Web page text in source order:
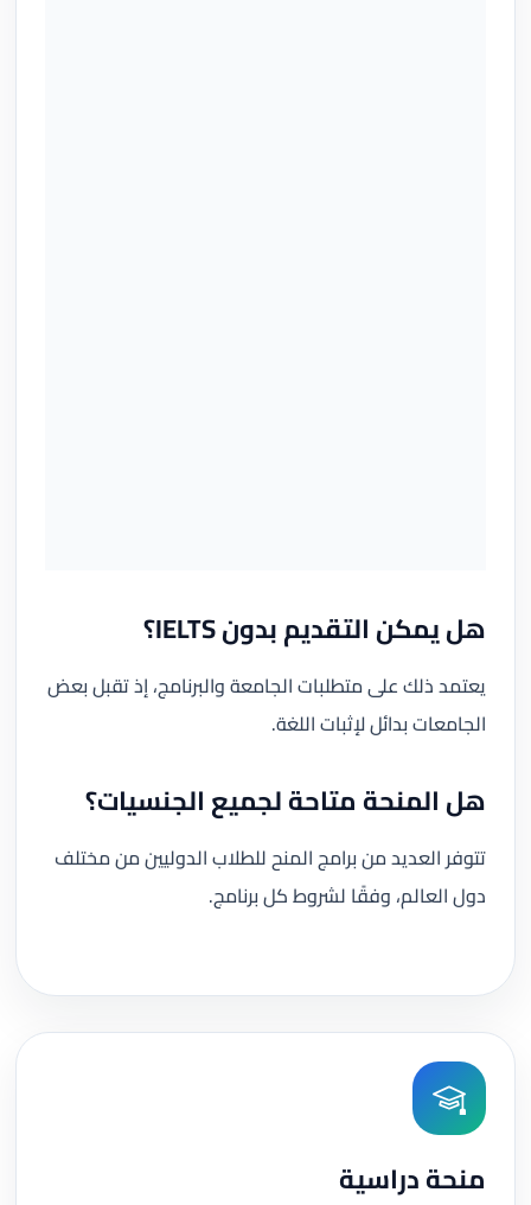
هل يمكن التقديم بدون IELTS؟
يعتمد ذلك على متطلبات الجامعة والبرنامج، إذ تقبل بعض
الجامعات بدائل لإثبات اللغة.
هل المنحة متاحة لجميع الجنسيات؟
تتوفر العديد من برامج المنح للطلاب الدوليين من مختلف
دول العالم، وفقًا لشروط كل برنامج.
منحة دراسية